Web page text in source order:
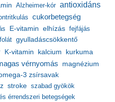
Alzheimer-kór antioxidáns
cukorbetegség
E-vitamin elhízás fejfájás
folát gyulladáscsökkentő
K-vitamin kalcium kurkuma
vérnyomás magnézium
3 zsírsavak
stroke szabad gyökök
érrendszeri betegségek